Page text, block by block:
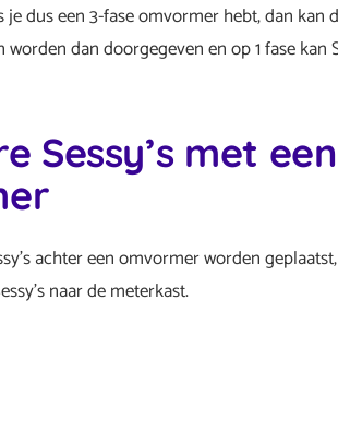
je dus een 3-fase omvormer hebt, dan
worden dan doorgegeven en op 1 fase kan
Sessy’s met
achter een omvormer worden
naar de meterkast.